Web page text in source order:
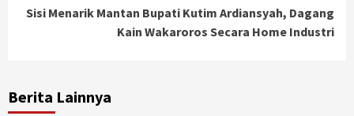
Sisi Menarik Mantan Bupati Kutim Ardiansyah, Dagang
Kain Wakaroros Secara Home Industri
Berita Lainnya